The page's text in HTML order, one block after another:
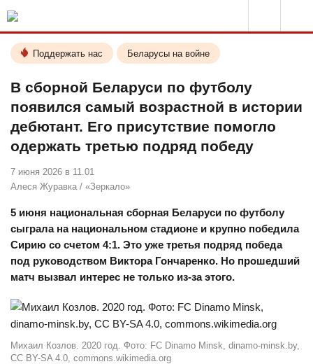
Поддержать нас Беларусы на войне
В сборной Беларуси по футболу
появился самый возрастной в истории
дебютант. Его присутствие помогло
одержать третью подряд победу
7 июня 2026 в 11.01
Алеся Журавка / «Зеркало»
5 июня национальная сборная Беларуси по футболу
сыграла на национальном стадионе и крупно победила
Сирию со счетом 4:1. Это уже третья подряд победа
под руководством Виктора Гончаренко. Но прошедший
матч вызвал интерес не только из-за этого.
Михаил Козлов. 2020 год. Фото: FC Dinamo Minsk, dinamo-minsk.by,
CC BY-SA 4.0, commons.wikimedia.org